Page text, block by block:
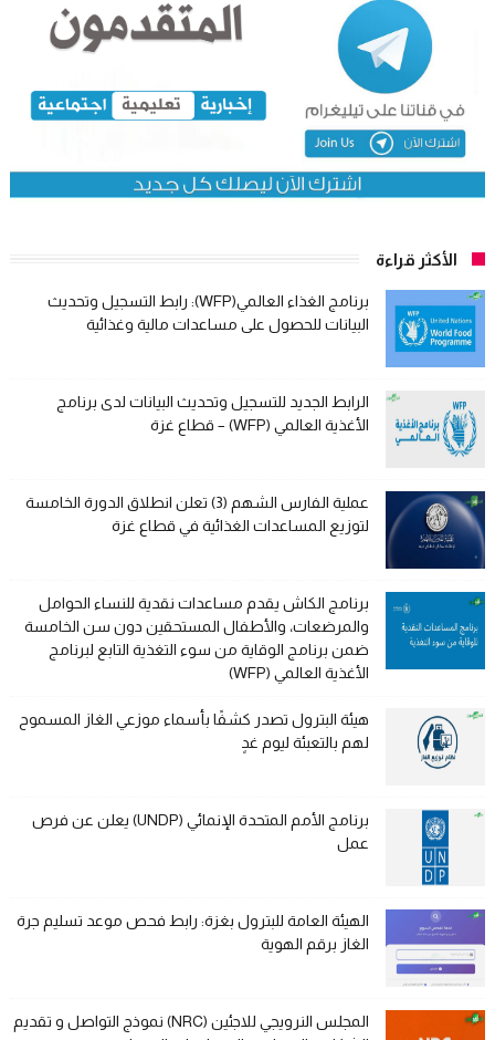
الأكثر قراءة
برنامج الغذاء العالمي(WFP): رابط التسجيل وتحديث
البيانات للحصول على مساعدات مالية وغذائية
الرابط الجديد للتسجيل وتحديث البيانات لدى برنامج
الأغذية العالمي (WFP) – قطاع غزة
عملية الفارس الشهم (3) تعلن انطلاق الدورة الخامسة
لتوزيع المساعدات الغذائية في قطاع غزة
برنامج الكاش يقدم مساعدات نقدية للنساء الحوامل
والمرضعات، والأطفال المستحقين دون سن الخامسة
ضمن برنامج الوقاية من سوء التغذية التابع لبرنامج
الأغذية العالمي (WFP)
هيئة البترول تصدر كشفًا بأسماء موزعي الغاز المسموح
لهم بالتعبئة ليوم غدٍ
برنامج الأمم المتحدة الإنمائي (UNDP) يعلن عن فرص
عمل
الهيئة العامة للبترول بغزة: رابط فحص موعد تسليم جرة
الغاز برقم الهوية
المجلس النرويجي للاجئين (NRC) نموذج التواصل و تقديم